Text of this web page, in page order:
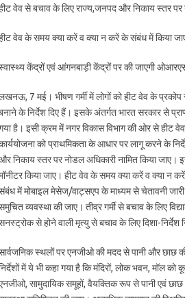
वेव से बचाव के लिए राज्य,जनपद और निकाय स्तर पर
वेव के समय क्या करें व क्या न करें के संबंध में किया
केंद्रों एवं आंगनबाड़ी केंद्रों पर की जाएगी
7 मई। भीषण गर्मी में लोगों को हीट वेव के प्रकोप
के निर्देश दिए हैं। इसके अंतर्गत भारत सरकार से
है। इसी क्रम में नगर विकास विभाग की ओर से हीट
को प्राथमिकता के आधार पर लागू करने के
निकाय स्तर पर नोडल अधिकारी नामित किया जाए।
किया जाए। हीट वेव के समय क्या करें व क्या न
में मोबाइल मेसेज/वाट्सएप के माध्यम से चेतावनी
व्यवस्था की जाए। तीव्र गर्मी से बचाव के लिए
से होने वाली मृत्यु से बचाव के लिए दिशा-निर्देश
स्थलों पर एनजीओ की मदद से पानी और छाछ
में ये भी कहा गया है कि मंदिरों, लोक भवन, मॉल
सामुदायिक समूहों, वैयक्तिक रूप से पानी एवं छाछ